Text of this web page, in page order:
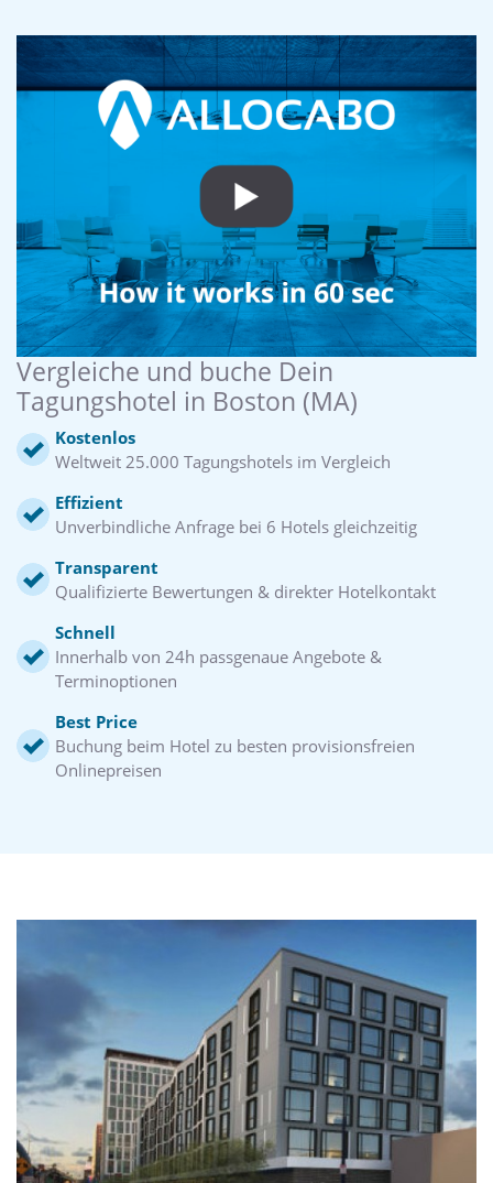
Vergleiche und buche Dein
Tagungshotel in Boston (MA)
Kostenlos
Weltweit 25.000 Tagungshotels im Vergleich
Effizient
Unverbindliche Anfrage bei 6 Hotels gleichzeitig
Transparent
Qualifizierte Bewertungen & direkter Hotelkontakt
Schnell
Innerhalb von 24h passgenaue Angebote &
Terminoptionen
Best Price
Buchung beim Hotel zu besten provisionsfreien
Onlinepreisen